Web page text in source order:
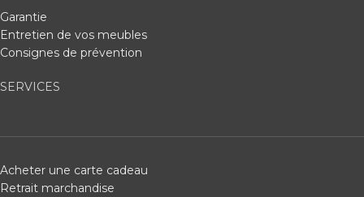
Garantie
Entretien de vos meubles
Consignes de prévention
SERVICES
Acheter une carte cadeau
Retrait marchandise